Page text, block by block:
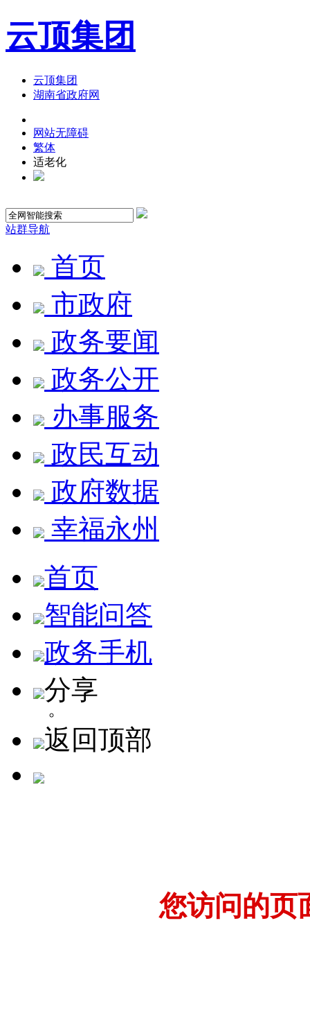
云顶集团
云顶集团
湖南省政府网
网站无障碍
繁体
适老化
站群导航
首页
市政府
政务要闻
政务公开
办事服务
政民互动
政府数据
幸福永州
首页
智能问答
政务手机
分享
返回顶部
您访问的页